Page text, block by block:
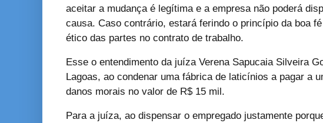
aceitar a mudança é legítima e a empresa não poderá
causa. Caso contrário, estará ferindo o princípio da boa
ético das partes no contrato de trabalho.
Esse o entendimento da juíza Verena Sapucaia Silveira
Lagoas, ao condenar uma fábrica de laticínios a pagar a
danos morais no valor de R$ 15 mil.
Para a juíza, ao dispensar o empregado justamente